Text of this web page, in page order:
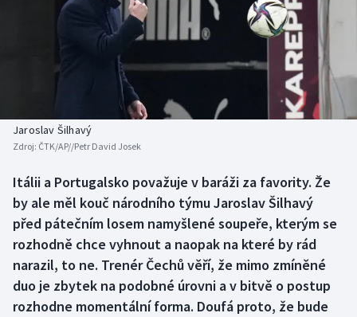
Baseball a softbal
Basketbal
Boby a skeleton
Box
Curling
Florbal
Historické návraty
Aplikace ČT sport
AZ kvíz
Jaroslav Šilhavý
Zdroj: ČTK/AP//Petr David Josek
Itálii a Portugalsko považuje v baráži za favority. Že
by ale měl kouč národního týmu Jaroslav Šilhavý
před pátečním losem namyšlené soupeře, kterým se
rozhodně chce vyhnout a naopak na které by rád
narazil, to ne. Trenér Čechů věří, že mimo zmíněné
duo je zbytek na podobné úrovni a v bitvě o postup
rozhodne momentální forma. Doufá proto, že bude